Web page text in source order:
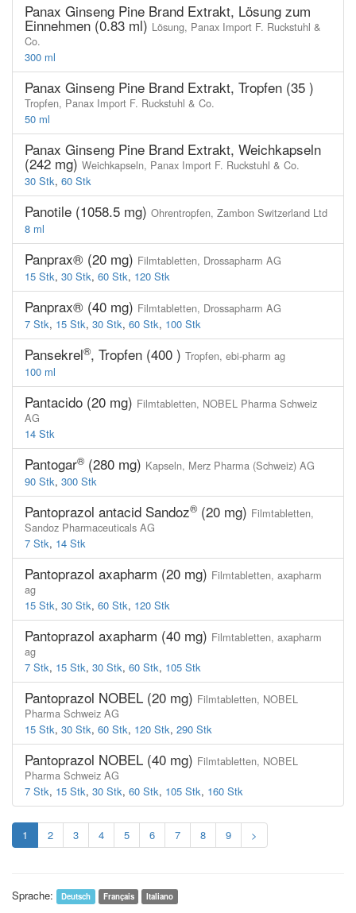
Panax Ginseng Pine Brand Extrakt, Lösung zum
Einnehmen (0.83 ml) Lösung, Panax Import F. Ruckstuhl &
Co.
300 ml
Panax Ginseng Pine Brand Extrakt, Tropfen (35 )
Tropfen, Panax Import F. Ruckstuhl & Co.
50 ml
Panax Ginseng Pine Brand Extrakt, Weichkapseln
(242 mg) Weichkapseln, Panax Import F. Ruckstuhl & Co.
30 Stk, 60 Stk
Panotile (1058.5 mg) Ohrentropfen, Zambon Switzerland Ltd
8 ml
Panprax® (20 mg) Filmtabletten, Drossapharm AG
15 Stk, 30 Stk, 60 Stk, 120 Stk
Panprax® (40 mg) Filmtabletten, Drossapharm AG
7 Stk, 15 Stk, 30 Stk, 60 Stk, 100 Stk
Pansekrel®, Tropfen (400 ) Tropfen, ebi-pharm ag
100 ml
Pantacido (20 mg) Filmtabletten, NOBEL Pharma Schweiz
AG
14 Stk
Pantogar® (280 mg) Kapseln, Merz Pharma (Schweiz) AG
90 Stk, 300 Stk
Pantoprazol antacid Sandoz® (20 mg) Filmtabletten,
Sandoz Pharmaceuticals AG
7 Stk, 14 Stk
Pantoprazol axapharm (20 mg) Filmtabletten, axapharm
ag
15 Stk, 30 Stk, 60 Stk, 120 Stk
Pantoprazol axapharm (40 mg) Filmtabletten, axapharm
ag
7 Stk, 15 Stk, 30 Stk, 60 Stk, 105 Stk
Pantoprazol NOBEL (20 mg) Filmtabletten, NOBEL
Pharma Schweiz AG
15 Stk, 30 Stk, 60 Stk, 120 Stk, 290 Stk
Pantoprazol NOBEL (40 mg) Filmtabletten, NOBEL
Pharma Schweiz AG
7 Stk, 15 Stk, 30 Stk, 60 Stk, 105 Stk, 160 Stk
1 2 3 4 5 6 7 8 9 >
Sprache: Deutsch Français Italiano